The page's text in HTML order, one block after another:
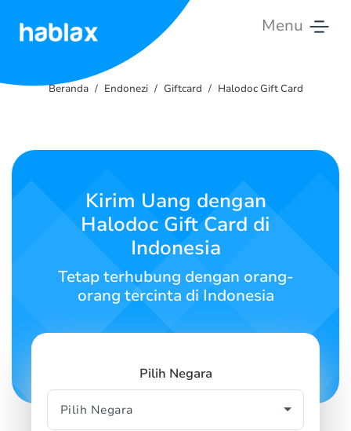
Menu
Tarif
Hubungi
Kami
Bahasa Indonesia
Beranda Endonezi Giftcard Halodoc Gift Card
Kirim Uang dengan
Halodoc Gift Card di
Indonesia
Tetap terhubung dengan orang-
orang tercinta di Indonesia
Pilih Negara